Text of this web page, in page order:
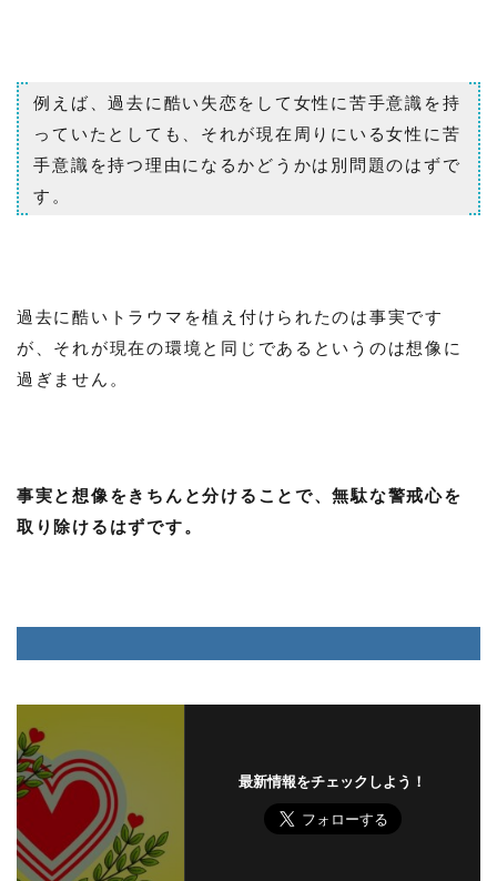
例えば、過去に酷い失恋をして女性に苦手意識を持
っていたとしても、それが現在周りにいる女性に苦
手意識を持つ理由になるかどうかは別問題のはずで
す。
過去に酷いトラウマを植え付けられたのは事実です
が、それが現在の環境と同じであるというのは想像に
過ぎません。
事実と想像をきちんと分けることで、無駄な警戒心を
取り除けるはずです。
最新情報をチェックしよう！